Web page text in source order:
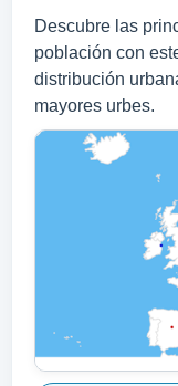
Descubre las
población con
distribución
mayores urbes.